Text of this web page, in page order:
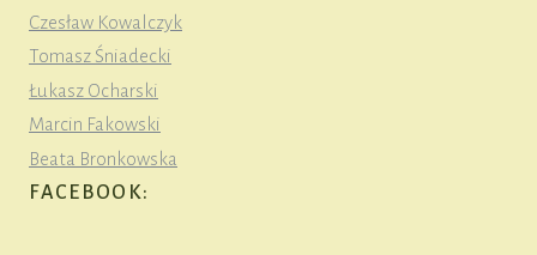
Czesław Kowalczyk
Tomasz Śniadecki
Łukasz Ocharski
Marcin Fakowski
Beata Bronkowska
FACEBOOK: